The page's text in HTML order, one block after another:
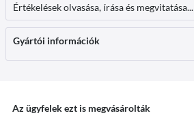
Értékelések olvasása, írása és megvitatása...
Gyártói információk
Az ügyfelek ezt is megvásárolták